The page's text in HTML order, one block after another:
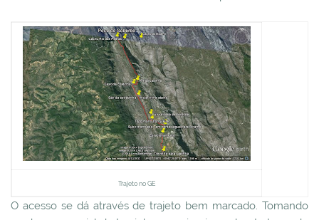
Trajeto no GE
O acesso se dá através de trajeto bem marcado. Tomando